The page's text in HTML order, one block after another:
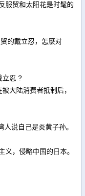
服贸和太阳花是时髦的
的戴立忍，怎麽对
立忍 ?
大陆消费者抵制后，
说自己是炎黄子孙。
义，侵略中国的日本。